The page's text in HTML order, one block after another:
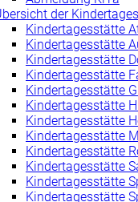
der
Kindertagesstätte
Kindertagesstätte
Kindertagesstätte
Kindertagesstätte
Kindertagesstätte
Kindertagesstätte
Kindertagesstätte
Kindertagesstätte
Kindertagesstätte
Kindertagesstätte
Kindertagesstätte
Kindertagesstätte